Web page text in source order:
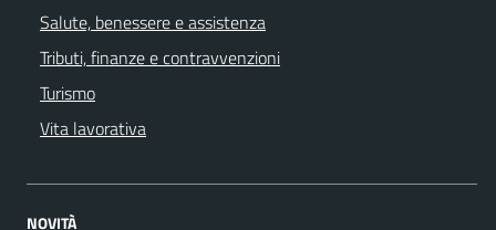
Salute, benessere e assistenza
Tributi, finanze e contravvenzioni
Turismo
Vita lavorativa
NOVITÀ